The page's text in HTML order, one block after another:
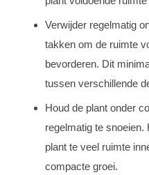
Verwijder regelmatig
takken om de ruimte
bevorderen. Dit
tussen verschillende
Houd de plant onder
regelmatig te
plant te veel ruimte
compacte groei.